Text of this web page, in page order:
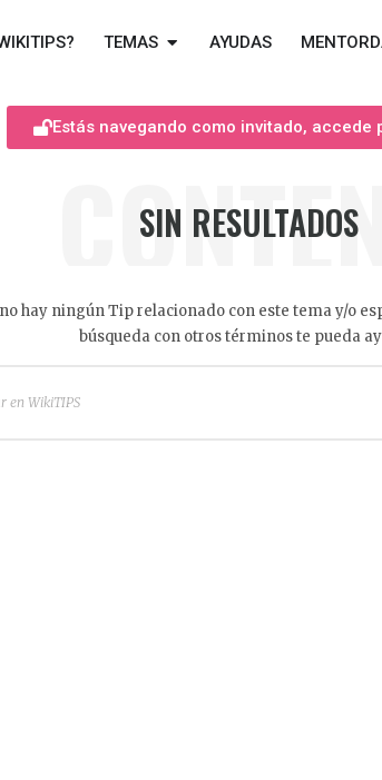
TEMAS AYUDAS
Estás navegando como invitado,
CONTENT
SIN RESULTADOS
hay ningún Tip relacionado con este tema y/o
búsqueda con otros términos te pueda